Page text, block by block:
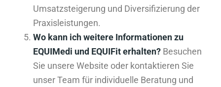
Umsatzsteigerung und Diversifizierung der
Praxisleistungen.
Wo kann ich weitere Informationen zu
EQUIMedi und EQUIFit erhalten? Besuchen
Sie unsere Website oder kontaktieren Sie
unser Team für individuelle Beratung und